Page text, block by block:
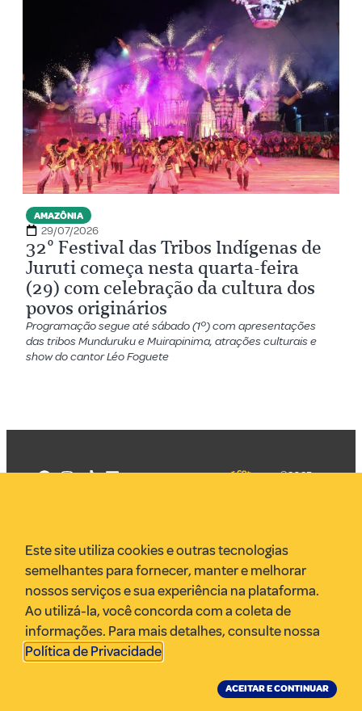
AMAZÔNIA
29/07/2026
32º Festival das Tribos Indígenas de
Juruti começa nesta quarta-feira
(29) com celebração da cultura dos
povos originários
Programação segue até sábado (1º) com apresentações
das tribos Munduruku e Muirapinima, atrações culturais e
show do cantor Léo Foguete
VR Assessoria
Parcerias
Envie uma pauta
Anuncie
©2025
Este site utiliza cookies e outras tecnologias
semelhantes para fornecer, manter e melhorar
nossos serviços e sua experiência na plataforma.
Ao utilizá-la, você concorda com a coleta de
informações. Para mais detalhes, consulte nossa
Política de Privacidade.
ACEITAR E CONTINUAR